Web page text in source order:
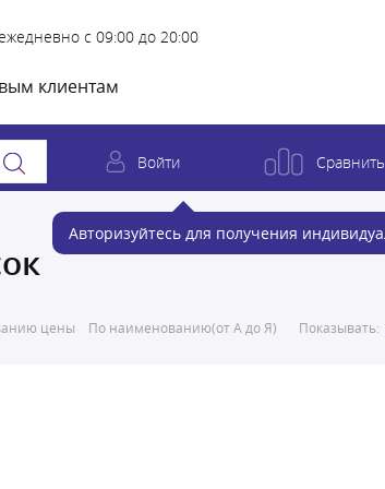
с 09:00 до 20:00
клиентам
Войти
Авторизуйтесь для получения
Сравнить
цены По наименованию(от А до Я) Показывать: